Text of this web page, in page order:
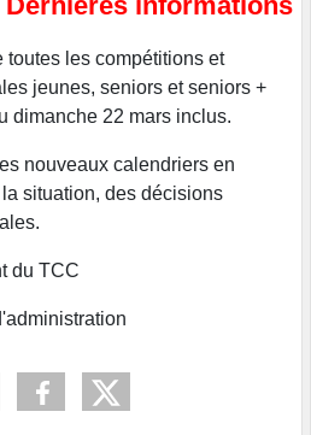
toutes les compétitions et
jeunes, seniors et seniors +
dimanche 22 mars inclus.
nouveaux calendriers en
situation, des décisions
du TCC